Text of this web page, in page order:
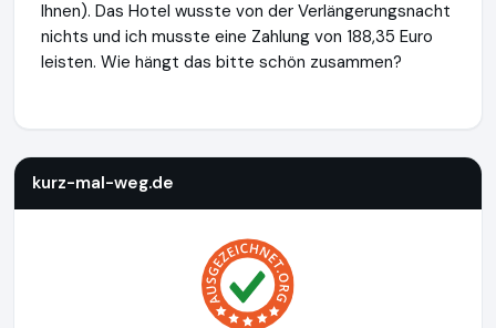
Ihnen). Das Hotel wusste von der Verlängerungsnacht
nichts und ich musste eine Zahlung von 188,35 Euro
leisten. Wie hängt das bitte schön zusammen?
kurz-mal-weg.de